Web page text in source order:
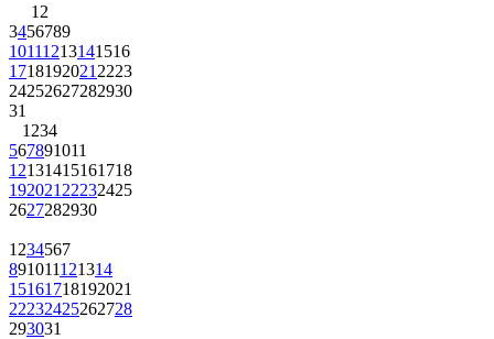
1 2
3456789
10111213141516
1718192021 2223
24252627282930
31
1 234
567891011
12131415161718
192021 22232425
2627282930
1 234567
891011121314
15161718192021
22232425262728
293031